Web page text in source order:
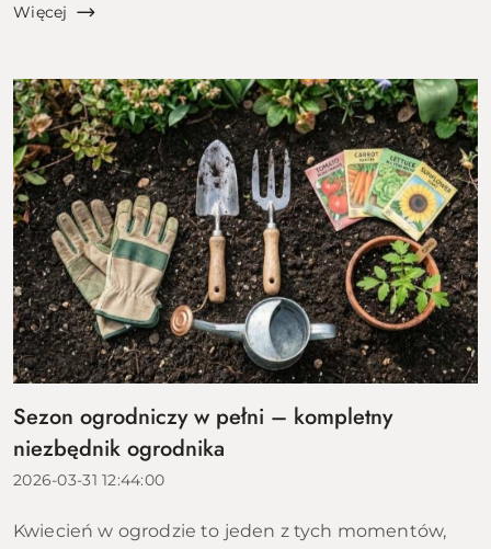
waga &ndas...
Więcej
Sezon ogrodniczy w pełni – kompletny
niezbędnik ogrodnika
2026-03-31 12:44:00
Kwiecień w ogrodzie to jeden z tych momentów,